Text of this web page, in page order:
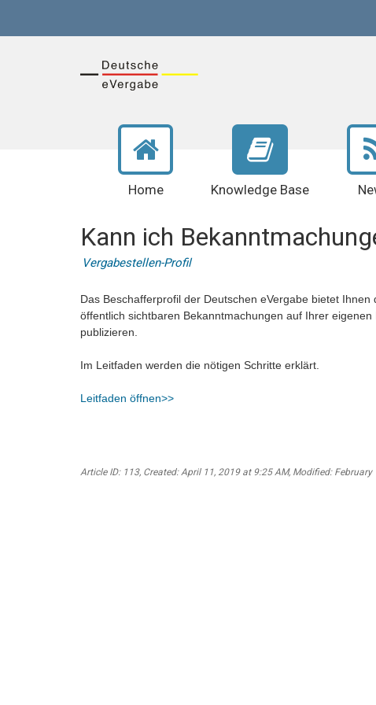
Home Knowledge Base
Kann ich
Vergabestellen-Profil
Das Beschafferprofil der Deutschen eVergabe bietet Ihnen
öffentlich sichtbaren Bekanntmachungen auf Ihrer
publizieren.
Im Leitfaden werden die nötigen Schritte erklärt.
Leitfaden öffnen>>
Article ID: 113, Created: April 11, 2019 at 9:25 AM, Modified: February